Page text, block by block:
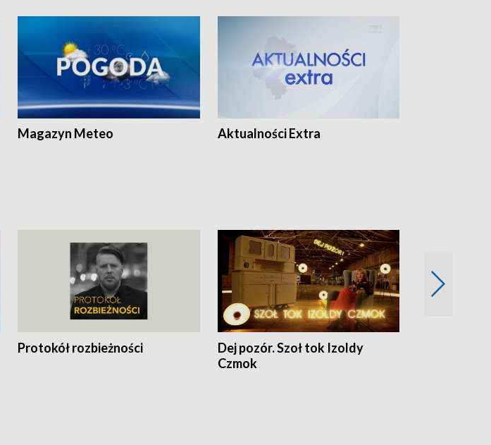
Magazyn Meteo Aktualności Extra
Protokół rozbieżności
Dej pozór. Szoł tok Izoldy
Czmok